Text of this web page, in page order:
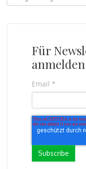
Für
Email *